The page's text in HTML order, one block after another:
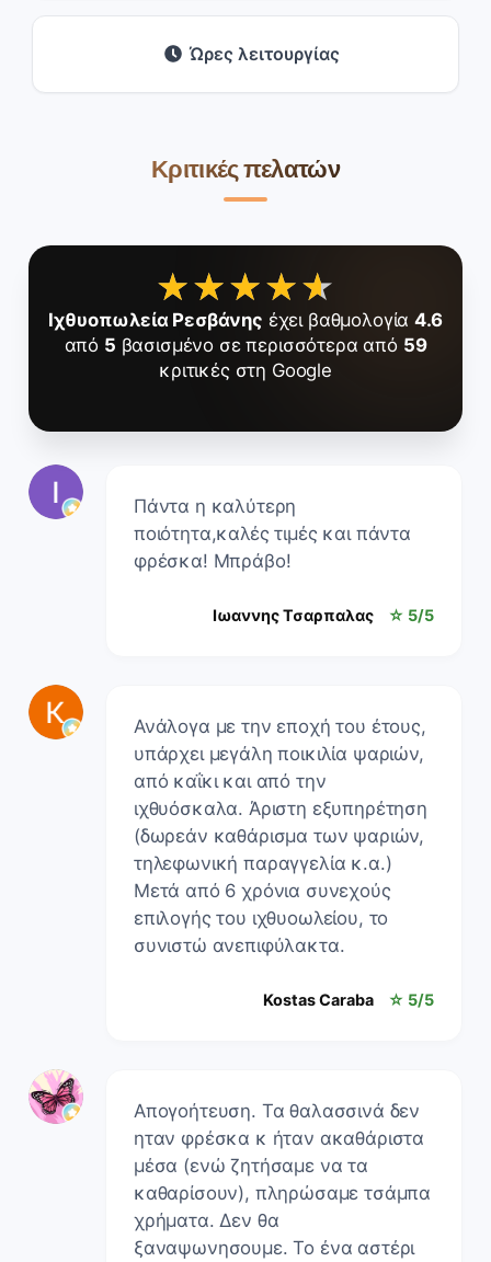
Ώρες λειτουργίας
Κριτικές πελατών
★★★★★
★★★★★
Ιχθυοπωλεία Ρεσβάνης έχει βαθμολογία4.6
από 5 βασισμένο σε περισσότερα από 59
κριτικές στη Google
Πάντα η καλύτερη
ποιότητα,καλές τιμές και πάντα
φρέσκα! Μπράβο!
Ιωαννης Τσαρπαλας ☆ 5/5
Ανάλογα με την εποχή του έτους,
υπάρχει μεγάλη ποικιλία ψαριών,
από καΐκι και από την
ιχθυόσκαλα. Άριστη εξυπηρέτηση
(δωρεάν καθάρισμα των ψαριών,
τηλεφωνική παραγγελία κ.α.)
Μετά από 6 χρόνια συνεχούς
επιλογής του ιχθυοωλείου, το
συνιστώ ανεπιφύλακτα.
Kostas Caraba ☆ 5/5
Απογοήτευση. Τα θαλασσινά δεν
ηταν φρέσκα κ ήταν ακαθάριστα
μέσα (ενώ ζητήσαμε να τα
καθαρίσουν), πληρώσαμε τσάμπα
χρήματα. Δεν θα
ξαναψωνησουμε. Το ένα αστέρι